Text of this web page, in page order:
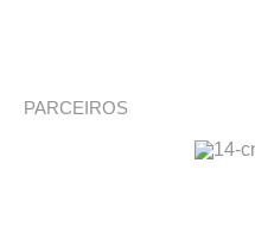
PARCEIROS